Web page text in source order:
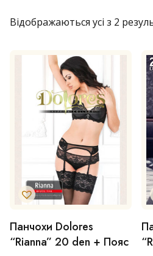
Відображаються усі з 2
Панчохи Dolores
“Rianna” 20 den + Пояс
Цей
товар